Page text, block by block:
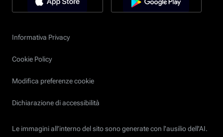
Informativa Privacy
Cookie Policy
Modifica preferenze cookie
Dichiarazione di accessibilità
Le immagini all’interno del sito sono generate con l'ausilio dell'AI.